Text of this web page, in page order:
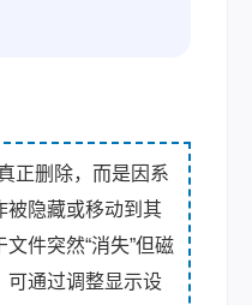
正删除，而是因系
被隐藏或移动到其
件突然“消失”但磁
可通过调整显示设